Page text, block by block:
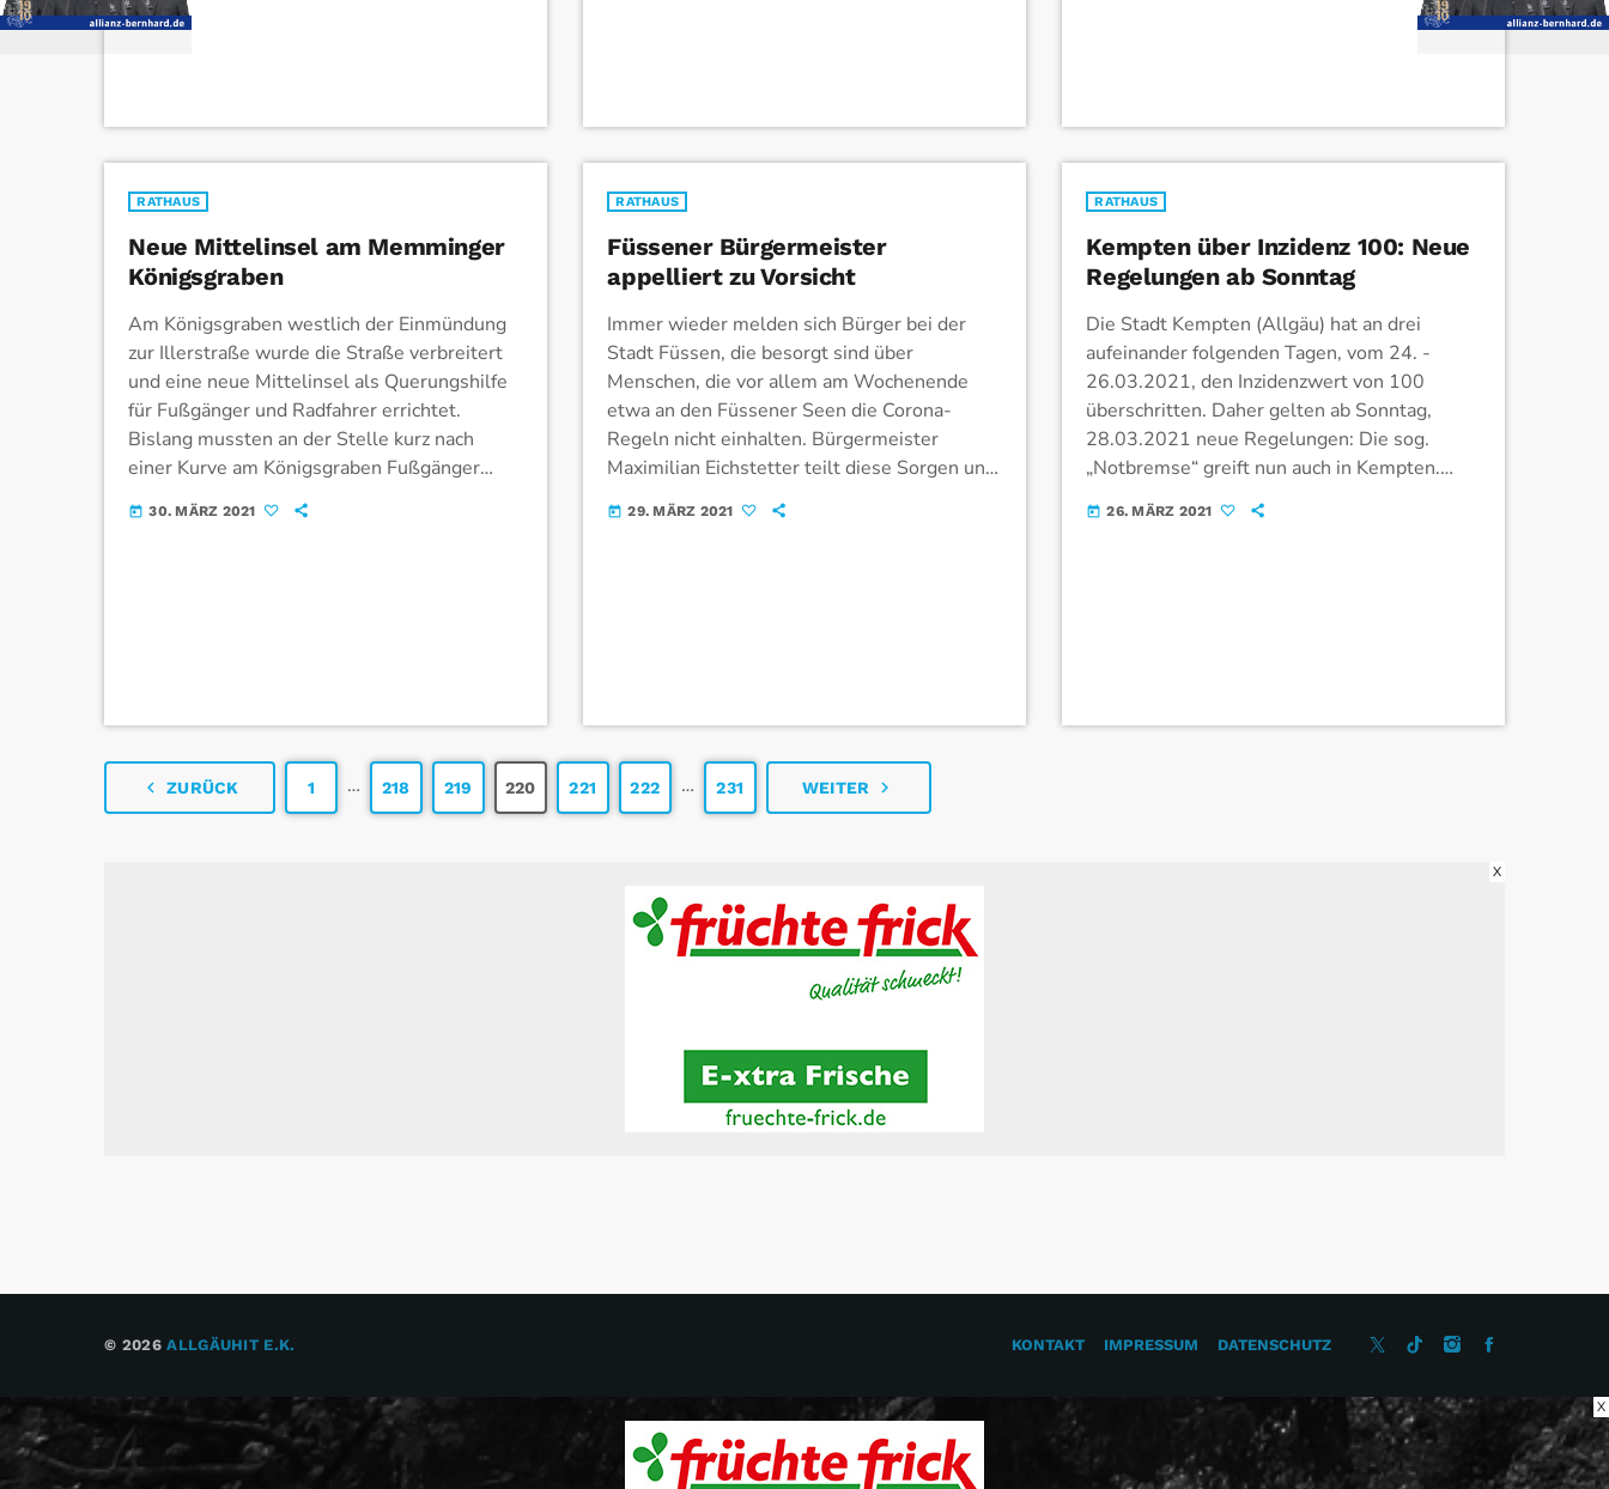
RATHAUS
Neue Mittelinsel am Memminger
Königsgraben
Am Königsgraben westlich der Einmündung
zur Illerstraße wurde die Straße verbreitert
und eine neue Mittelinsel als Querungshilfe
für Fußgänger und Radfahrer errichtet.
Bislang mussten an der Stelle kurz nach
einer Kurve am Königsgraben Fußgänger
oder Radfahrer die beiden Fahrspuren der
Straße auf einmal queren. Um diese
today 30. MÄRZ 2021
RATHAUS
Füssener Bürgermeister
appelliert zu Vorsicht
Immer wieder melden sich Bürger bei der
Stadt Füssen, die besorgt sind über
Menschen, die vor allem am Wochenende
etwa an den Füssener Seen die Corona-
Regeln nicht einhalten. Bürgermeister
Maximilian Eichstetter teilt diese Sorgen und
appelliert deshalb an die Bevölkerung: „Bitte
halten Sie sich an die notwendigen Regeln.
today 29. MÄRZ 2021
RATHAUS
Kempten über Inzidenz 100: Neue
Regelungen ab Sonntag
Die Stadt Kempten (Allgäu) hat an drei
aufeinander folgenden Tagen, vom 24. -
26.03.2021, den Inzidenzwert von 100
überschritten. Daher gelten ab Sonntag,
28.03.2021 neue Regelungen: Die sog.
„Notbremse“ greift nun auch in Kempten.
Dazu Oberbürgermeister Thomas Kiechle:
„Wir müssen auf die Entwicklungen der
today 26. MÄRZ 2021
navigate_before ZURÜCK 1 … 218 219 220 221 222 … 231 WEITER navigate_next
X
© 2026ALLGÄUHIT E.K. KONTAKT IMPRESSUM DATENSCHUTZ
X